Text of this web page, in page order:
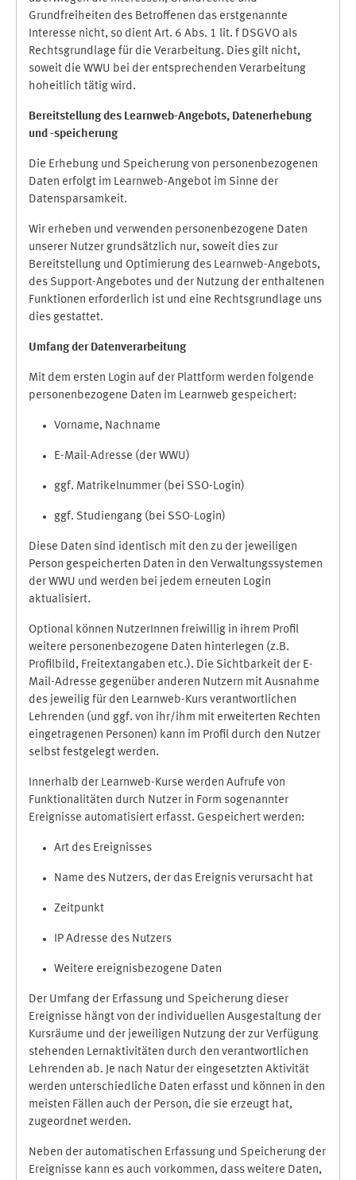
Grundfreiheiten des Betroffenen das erstgenannte
Interesse nicht, so dient Art. 6 Abs. 1 lit. f DSGVO als
Rechtsgrundlage für die Verarbeitung. Dies gilt nicht,
soweit die WWU bei der entsprechenden Verarbeitung
hoheitlich tätig wird.
Bereitstellung des Learnweb-Angebots, Datenerhebung
und -speicherung
Die Erhebung und Speicherung von personenbezogenen
Daten erfolgt im Learnweb-Angebot im Sinne der
Datensparsamkeit.
Wir erheben und verwenden personenbezogene Daten
unserer Nutzer grundsätzlich nur, soweit dies zur
Bereitstellung und Optimierung des Learnweb-Angebots,
des Support-Angebotes und der Nutzung der enthaltenen
Funktionen erforderlich ist und eine Rechtsgrundlage uns
dies gestattet.
Umfang der Datenverarbeitung
Mit dem ersten Login auf der Plattform werden folgende
personenbezogene Daten im Learnweb gespeichert:
Vorname, Nachname
E-Mail-Adresse (der WWU)
ggf. Matrikelnummer (bei SSO-Login)
ggf. Studiengang (bei SSO-Login)
Diese Daten sind identisch mit den zu der jeweiligen
Person gespeicherten Daten in den Verwaltungssystemen
der WWU und werden bei jedem erneuten Login
aktualisiert.
Optional können NutzerInnen freiwillig in ihrem Profil
weitere personenbezogene Daten hinterlegen (z.B.
Profilbild, Freitextangaben etc.). Die Sichtbarkeit der E-
Mail-Adresse gegenüber anderen Nutzern mit Ausnahme
des jeweilig für den Learnweb-Kurs verantwortlichen
Lehrenden (und ggf. von ihr/ihm mit erweiterten Rechten
eingetragenen Personen) kann im Profil durch den Nutzer
selbst festgelegt werden.
Innerhalb der Learnweb-Kurse werden Aufrufe von
Funktionalitäten durch Nutzer in Form sogenannter
Ereignisse automatisiert erfasst. Gespeichert werden:
Art des Ereignisses
Name des Nutzers, der das Ereignis verursacht hat
Zeitpunkt
IP Adresse des Nutzers
Weitere ereignisbezogene Daten
Der Umfang der Erfassung und Speicherung dieser
Ereignisse hängt von der individuellen Ausgestaltung der
Kursräume und der jeweiligen Nutzung der zur Verfügung
stehenden Lernaktivitäten durch den verantwortlichen
Lehrenden ab. Je nach Natur der eingesetzten Aktivität
werden unterschiedliche Daten erfasst und können in den
meisten Fällen auch der Person, die sie erzeugt hat,
zugeordnet werden.
Neben der automatischen Erfassung und Speicherung der
Ereignisse kann es auch vorkommen, dass weitere Daten,